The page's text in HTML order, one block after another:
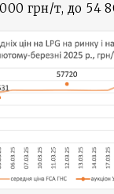
грн/т, до 54